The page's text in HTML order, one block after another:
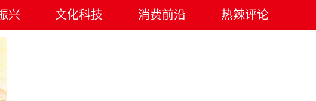
兴 文化科技 消费前沿 热辣评论